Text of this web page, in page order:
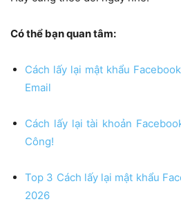
Có thể bạn quan tâm:
Cách lấy lại mật khẩu
Email
Cách lấy lại tài khoản
Công!
Top 3 Cách lấy lại mật khẩu
2026